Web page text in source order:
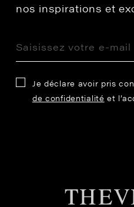
nos inspirations et
Je déclare avoir pris
de confidentialité et